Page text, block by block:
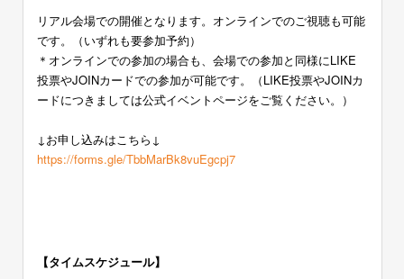
リアル会場での開催となります。オンラインでのご視聴も可能
です。（いずれも要参加予約）
＊オンラインでの参加の場合も、会場での参加と同様にLIKE
投票やJOINカードでの参加が可能です。（LIKE投票やJOINカ
ードにつきましては公式イベントページをご覧ください。）
↓お申し込みはこちら↓
https://forms.gle/TbbMarBk8vuEgcpj7
【タイムスケジュール】